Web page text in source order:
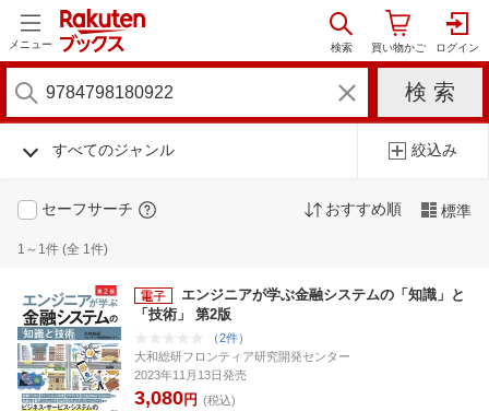
メニュー
すべてのジャンル 絞込み
セーフサーチ おすすめ順 標準
1～1件 (全 1件)
エンジニアが学ぶ金融システムの「知識」と
「技術」 第2版
（2件）
大和総研フロンティア研究開発センター
2023年11月13日発売
3,080円 (税込)